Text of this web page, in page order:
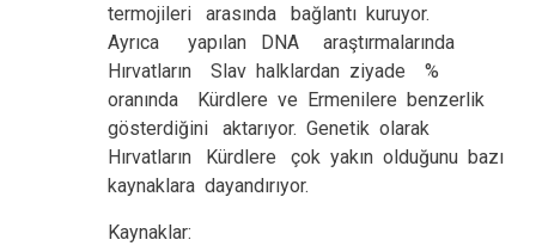
termojileri arasında bağlantı kuruyor.
Ayrıca yapılan DNA araştırmalarında
Hırvatların Slav halklardan ziyade %
oranında Kürdlere ve Ermenilere benzerlik
gösterdiğini aktarıyor. Genetik olarak
Hırvatların Kürdlere çok yakın olduğunu bazı
kaynaklara dayandırıyor.
Kaynaklar: